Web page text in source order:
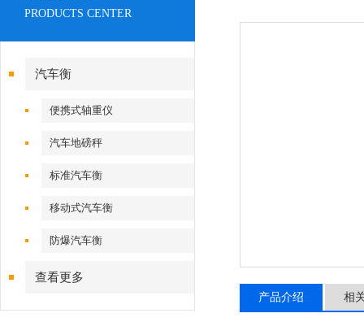
PRODUCTS CENTER
汽车衡
便携式轴重仪
汽车地磅秤
标准汽车衡
移动式汽车衡
防爆汽车衡
查看更多
产品介绍 相